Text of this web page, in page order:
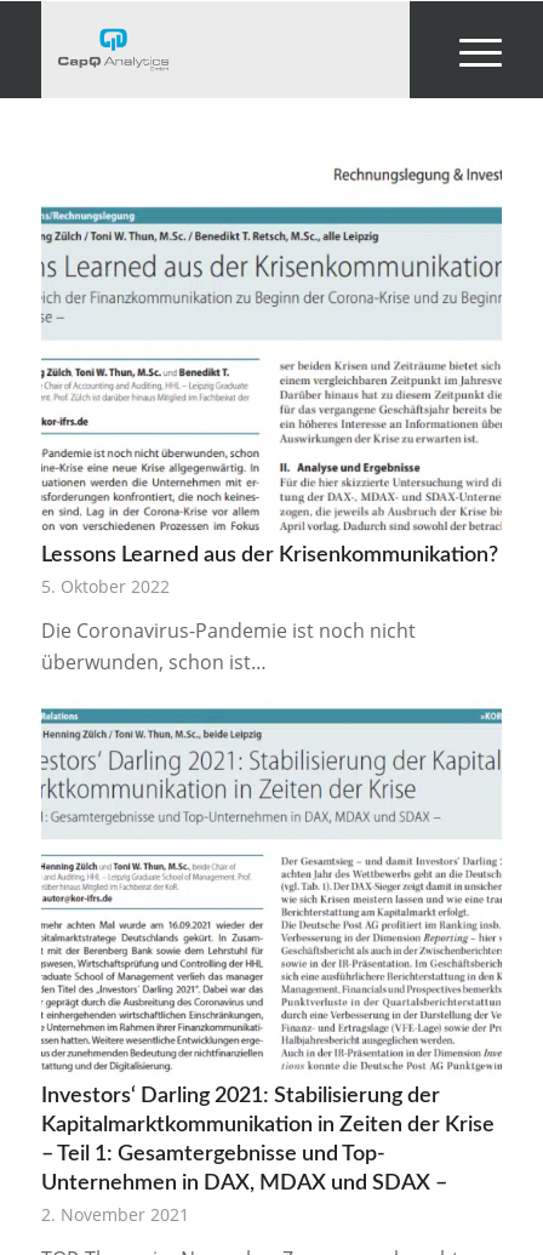
Lessons Learned aus der Krisenkommunikation?
5. Oktober 2022
Die Coronavirus-Pandemie ist noch nicht
überwunden, schon ist…
Investors‘ Darling 2021: Stabilisierung der
Kapitalmarktkommunikation in Zeiten der Krise
– Teil 1: Gesamtergebnisse und Top-
Unternehmen in DAX, MDAX und SDAX –
2. November 2021